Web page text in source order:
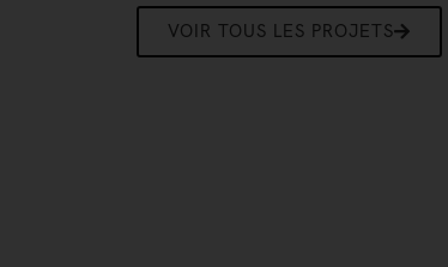
VOIR TOUS LES PROJETS